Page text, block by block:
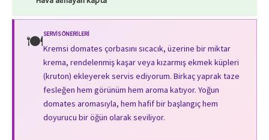
🍽️SERVIS ÖNERILERI
Kremsi domates çorbasını sıcacık, üzerine bir miktar
krema, rendelenmiş kaşar veya kızarmış ekmek küpleri
(kruton) ekleyerek servis ediyorum. Birkaç yaprak taze
fesleğen hem görünüm hem aroma katıyor. Yoğun
domates aromasıyla, hem hafif bir başlangıç hem
doyurucu bir öğün olarak seviliyor.